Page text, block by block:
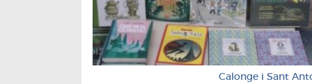
Calonge i Sant